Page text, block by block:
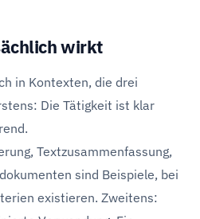
wirkt
in Kontexten, die drei
Die Tätigkeit ist klar
Textzusammenfassung,
sind Beispiele, bei
existieren. Zweitens: